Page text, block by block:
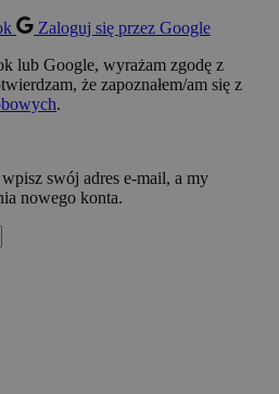
Zaloguj się przez Google
lub Google, wyrażam zgodę z
że zapoznałem/am się z
.
swój adres e-mail, a my
nowego konta.